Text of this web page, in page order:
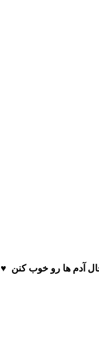
آدم ها رو خوب کنن ♥️